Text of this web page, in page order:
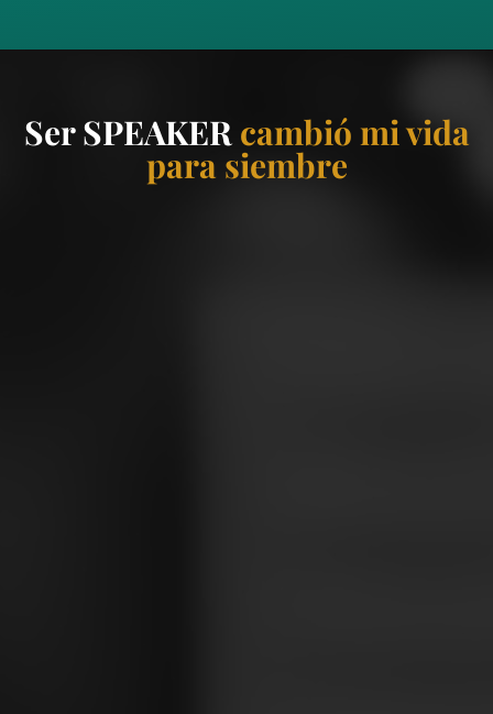
Ser SPEAKERcambió mi vida
para siembre